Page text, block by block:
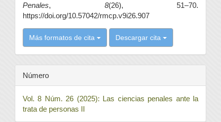
Penales, 8(26), 51–70.
https://doi.org/10.57042/rmcp.v9i26.907
Más formatos de cita Descargar cita
Número
Vol. 8 Núm. 26 (2025): Las ciencias penales ante la
trata de personas II